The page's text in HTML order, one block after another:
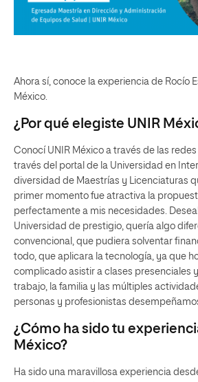
Ahora sí, conoce la experiencia de Rocío
México.
¿Por qué elegiste UNIR
Conocí UNIR México a través de las
través del portal de la Universidad en
diversidad de Maestrías y Licenciaturas
primer momento fue atractiva la
perfectamente a mis necesidades.
Universidad de prestigio, quería algo
convencional, que pudiera solventar
todo, que aplicara la tecnología, ya que
complicado asistir a clases presenciales
trabajo, la familia y las múltiples
personas y profesionistas
¿Cómo ha sido tu
México?
Ha sido una maravillosa experiencia